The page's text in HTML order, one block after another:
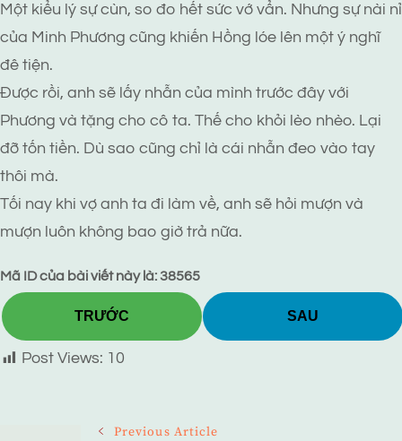
Một kiểu lý sự cùn, so đo hết sức vớ vẩn. Nhưng sự nài nỉ
của Minh Phương cũng khiến Hồng lóe lên một ý nghĩ
đê tiện.
Được rồi, anh sẽ lấy nhẫn của mình trước đây với
Phương và tặng cho cô ta. Thế cho khỏi lèo nhèo. Lại
đỡ tốn tiền. Dù sao cũng chỉ là cái nhẫn đeo vào tay
thôi mà.
Tối nay khi vợ anh ta đi làm về, anh sẽ hỏi mượn và
mượn luôn không bao giờ trả nữa.
Mã ID của bài viết này là: 38565
TRƯỚC SAU
Post Views: 10
Previous Article